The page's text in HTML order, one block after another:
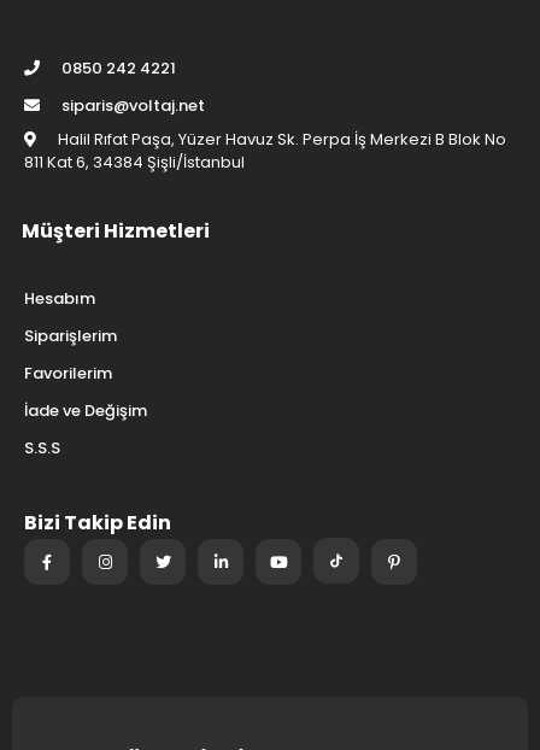
0850 242 4221
siparis@voltaj.net
Halil Rıfat Paşa, Yüzer Havuz Sk. Perpa İş Merkezi B Blok No
811 Kat 6, 34384 Şişli/İstanbul
Müşteri Hizmetleri
Hesabım
Siparişlerim
Favorilerim
İade ve Değişim
S.S.S
Bizi Takip Edin